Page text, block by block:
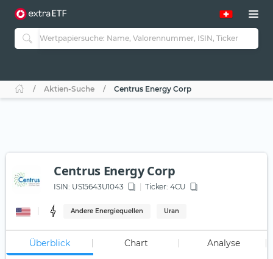
Aktien-Suche Centrus Energy Corp
Centrus Energy Corp
ISIN: US15643U1043 Ticker: 4CU
Andere Energiequellen Uran
Überblick Chart Analyse